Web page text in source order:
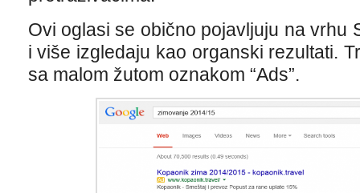
Ovi oglasi se obično pojavljuju na vrhu
i više izgledaju kao organski rezultati.
sa malom žutom oznakom “Ads”.